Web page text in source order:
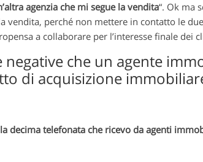
agenzia che mi segue la vendita“. Ok ma
vendita, perché non mettere in contatto le due
a collaborare per l’interesse finale dei
che un agente
di acquisizione
decima telefonata che ricevo da agenti